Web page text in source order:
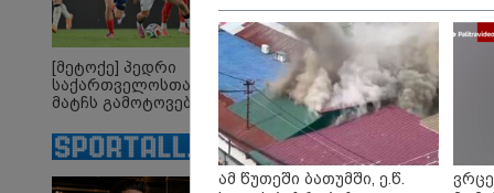
„რიკოთის მსგავსი
რთული საინჟინრო
ობიექტების მოვლა-
პატრონობა
განსაკუთრებულ
[მეტოქე] პედრი
საქართველოსთან
მატჩს გამოტოვებს
ამ წუთეში ბათუმში, ე.წ.